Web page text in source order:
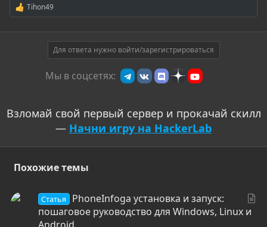
Р
е
а
Tihon49
Для ответа нужно войти/зарегистрироваться
Мы в соцсетях:
Взломай свой первый сервер и прокачай скилл
— Начни игру на HackerLab
Похожие темы
Статья
PhoneInfoga установка и запуск:
пошаговое руководство для Windows, Linux и